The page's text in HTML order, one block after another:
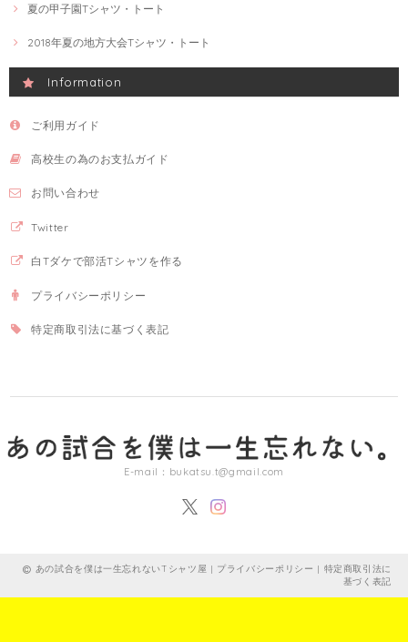
夏の甲子園Tシャツ・トート
2018年夏の地方大会Tシャツ・トート
Information
ご利用ガイド
高校生の為のお支払ガイド
お問い合わせ
Twitter
白Tダケで部活Tシャツを作る
プライバシーポリシー
特定商取引法に基づく表記
E-mail： bukatsu.t@gmail.com
あの試合を僕は一生忘れないTシャツ屋 | プライバシーポリシー | 特定商取引法に
基づく表記